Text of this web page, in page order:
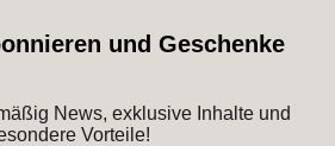
und Geschenke
News, exklusive Inhalte und
Vorteile!